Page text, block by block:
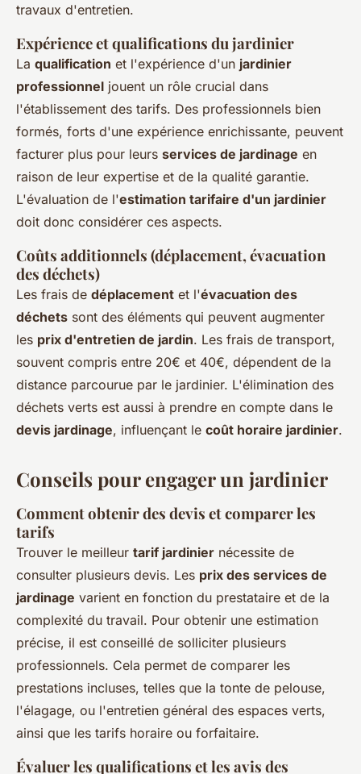
travaux d'entretien.
Expérience et qualifications du jardinier
La qualification et l'expérience d'un jardinier
professionnel jouent un rôle crucial dans
l'établissement des tarifs. Des professionnels bien
formés, forts d'une expérience enrichissante, peuvent
facturer plus pour leurs services de jardinage en
raison de leur expertise et de la qualité garantie.
L'évaluation de l'estimation tarifaire d'un jardinier
doit donc considérer ces aspects.
Coûts additionnels (déplacement, évacuation
des déchets)
Les frais de déplacement et l'évacuation des
déchets sont des éléments qui peuvent augmenter
les prix d'entretien de jardin. Les frais de transport,
souvent compris entre 20€ et 40€, dépendent de la
distance parcourue par le jardinier. L'élimination des
déchets verts est aussi à prendre en compte dans le
devis jardinage, influençant le coût horaire jardinier.
Conseils pour engager un jardinier
Comment obtenir des devis etcomparer les
tarifs
Trouver le meilleur tarif jardinier nécessite de
consulter plusieurs devis. Les prix des services de
jardinage varient en fonction du prestataire et de la
complexité du travail. Pour obtenir une estimation
précise, il est conseillé de solliciter plusieurs
professionnels. Cela permet de comparer les
prestations incluses, telles que la tonte de pelouse,
l'élagage, ou l'entretien général des espaces verts,
ainsi que les tarifs horaire ou forfaitaire.
Évaluer les qualifications et les avis des